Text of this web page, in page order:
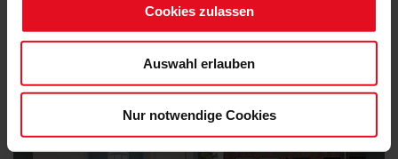
Cookies zulassen
Auswahl erlauben
Nur notwendige Cookies
AusUmbauten
Haus